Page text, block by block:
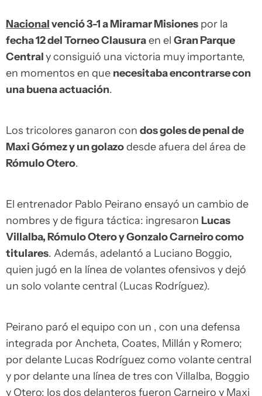
Nacionalvenció 3-1 a Miramar Misiones por la
fecha 12 del Torneo Clausuraen el Gran Parque
Centraly consiguió una victoria muy importante,
en momentos en que necesitaba encontrarse con
una buena actuación.
Los tricolores ganaron con dos goles de penal de
Maxi Gómez y un golazodesde afuera del área de
Rómulo Otero.
El entrenador Pablo Peirano ensayó un cambio de
nombres y de figura táctica: ingresaron Lucas
Villalba, Rómulo Otero y Gonzalo Carneiro como
titulares. Además, adelantó a Luciano Boggio,
quien jugó en la línea de volantes ofensivos y dejó
un solo volante central (Lucas Rodríguez).
Peirano paró el equipo con un , con una defensa
integrada por Ancheta, Coates, Millán y Romero;
por delante Lucas Rodríguez como volante central
y por delante una línea de tres con Villalba, Boggio
y Otero; los dos delanteros fueron Carneiro y Maxi